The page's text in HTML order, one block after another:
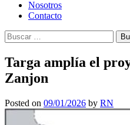
Nosotros
Contacto
Buscar:
Targa amplía el
Zanjon
Posted on 09/01/2026 by RN